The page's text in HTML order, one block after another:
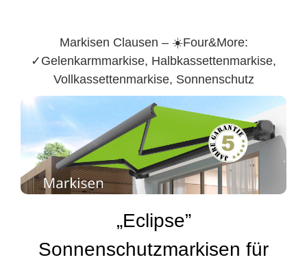
Markisen Clausen – ☀️Four&More:
✓Gelenkarmmarkise, Halbkassettenmarkise,
Vollkassettenmarkise, Sonnenschutz
„Eclipse”
Sonnenschutzmarkisen für